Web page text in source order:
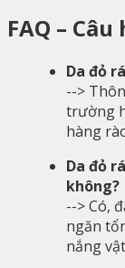
FAQ –
Da đỏ
-->
trường
hàng
Da đỏ
không?
--> Có,
ngăn
nắng